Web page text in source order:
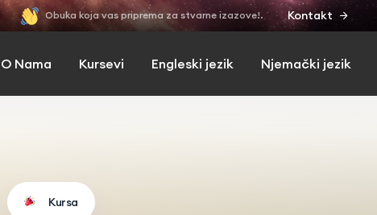
Obuka koja vas priprema za stvarne izazove!. Kontakt
O Nama Kursevi Engleski jezik Njemački jezik
Kursa